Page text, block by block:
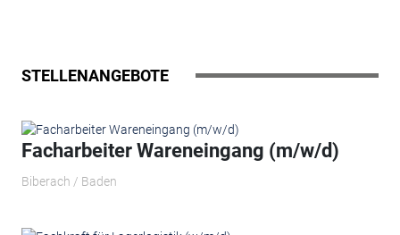
STELLENANGEBOTE
Facharbeiter Wareneingang (m/w/d)
Biberach / Baden